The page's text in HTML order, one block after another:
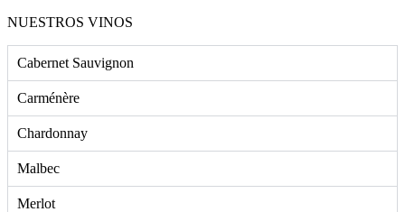
NUESTROS VINOS
Cabernet Sauvignon
Carménère
Chardonnay
Malbec
Merlot